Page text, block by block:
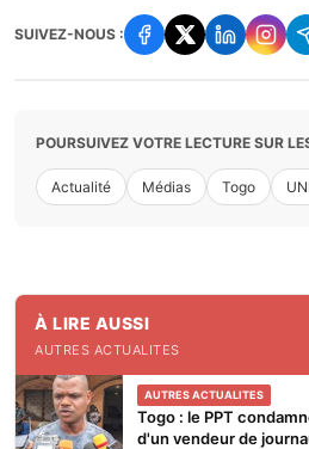
SUIVEZ-NOUS :
POURSUIVEZ VOTRE LECTURE SUR
Actualité Médias Togo
À LIRE AUSSI
AUTRES ACTUALITES
AUTRES ACTUALITES
Togo : le PPT
d'un vendeur de